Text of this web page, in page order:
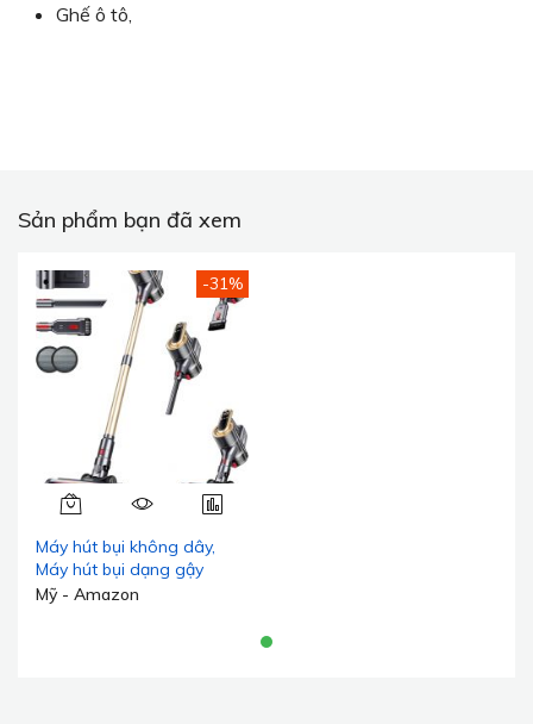
Ghế ô tô,
Sản phẩm bạn đã xem
-31%
Máy hút bụi không dây,
Máy hút bụi dạng gậy
550W 45Kpa 65 phút, Máy
Mỹ - Amazon